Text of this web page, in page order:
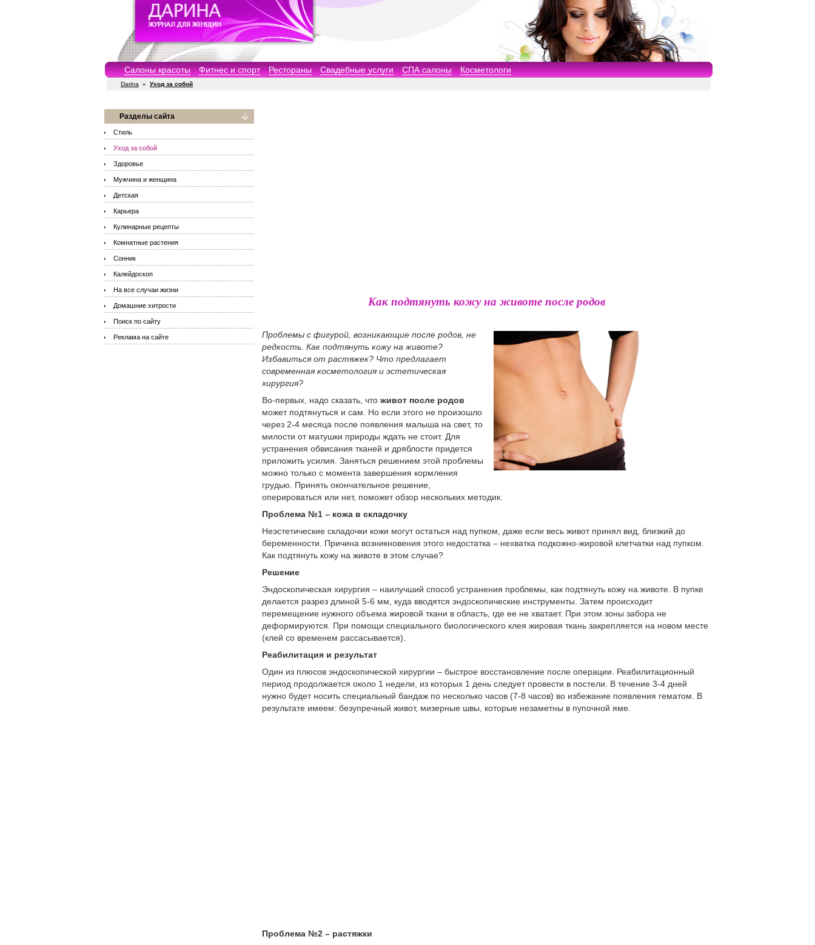
Салоны красоты Фитнес и спорт Рестораны Свадебные услуги СПА салоны Косметологи
Darina » Уход за собой
Разделы сайта
Стиль
Уход за собой
Здоровье
Мужчина и женщина
Детская
Карьера
Кулинарные рецепты
Комнатные растения
Сонник
Калейдоскоп
На все случаи жизни
Домашние хитрости
Поиск по сайту
Реклама на сайте
Как подтянуть кожу на животе после родов
Проблемы с фигурой, возникающие после родов, не
редкость. Как подтянуть кожу на животе?
Избавиться от растяжек? Что предлагает
современная косметология и эстетическая
хирургия?
Во-первых, надо сказать, что живот после родов
может подтянуться и сам. Но если этого не произошло
через 2-4 месяца после появления малыша на свет, то
милости от матушки природы ждать не стоит. Для
устранения обвисания тканей и дряблости придется
приложить усилия. Заняться решением этой проблемы
можно только с момента завершения кормления
грудью. Принять окончательное решение,
оперироваться или нет, поможет обзор нескольких методик.
Проблема №1 – кожа в складочку
Неэстетические складочки кожи могут остаться над пупком, даже если весь живот принял вид, близкий до
беременности. Причина возникновения этого недостатка – нехватка подкожно-жировой клетчатки над пупком.
Как подтянуть кожу на животе в этом случае?
Решение
Эндоскопическая хирургия – наилучший способ устранения проблемы, как подтянуть кожу на животе. В пупке
делается разрез длиной 5-6 мм, куда вводятся эндоскопические инструменты. Затем происходит
перемещение нужного объема жировой ткани в область, где ее не хватает. При этом зоны забора не
деформируются. При помощи специального биологического клея жировая ткань закрепляется на новом месте
(клей со временем рассасывается).
Реабилитация и результат
Один из плюсов эндоскопической хирургии – быстрое восстановление после операции. Реабилитационный
период продолжается около 1 недели, из которых 1 день следует провести в постели. В течение 3-4 дней
нужно будет носить специальный бандаж по несколько часов (7-8 часов) во избежание появления гематом. В
результате имеем: безупречный живот, мизерные швы, которые незаметны в пупочной яме.
Проблема №2 – растяжки